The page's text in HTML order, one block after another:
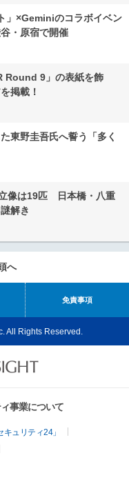
」×Geminiのコラボイベン
・原宿で開催
Round 9」の表紙を飾
掲載！
東野圭吾氏へ誓う「多く
像は19匹 日本橋・八重
解き
へ
免責事項
All Rights Reserved.
事業について
ュリティ24」